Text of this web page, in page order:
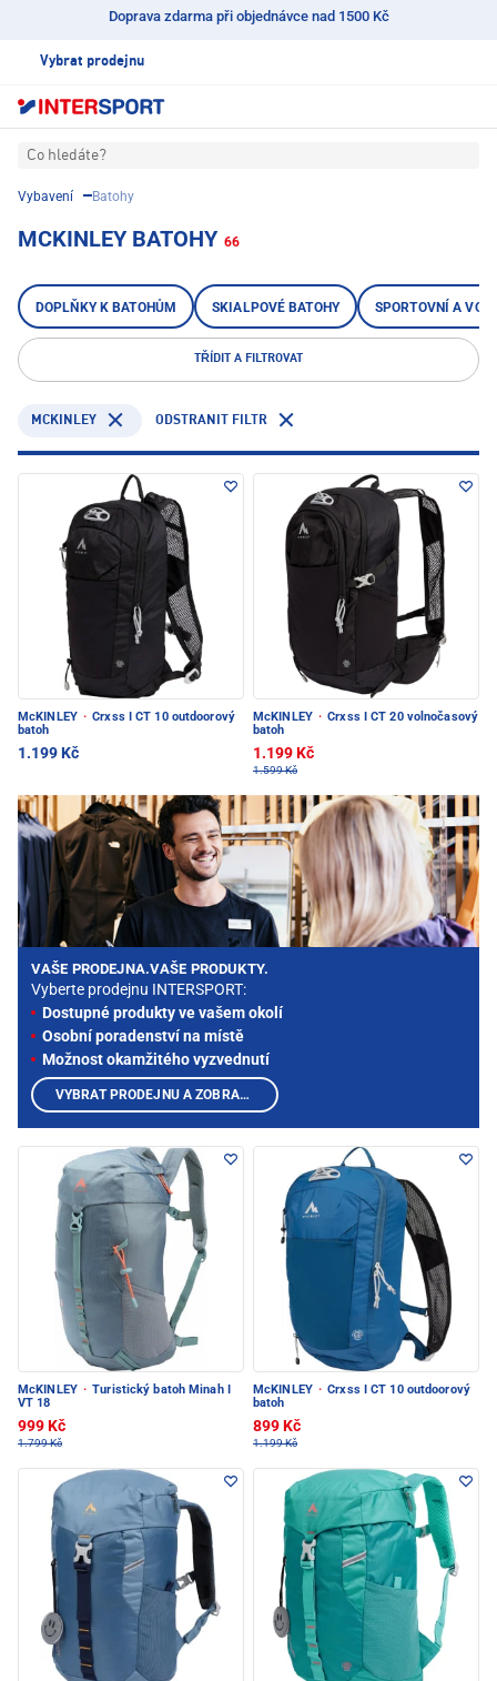
Doprava zdarma při objednávce nad 1500 Kč
Vybrat prodejnu
Co hledáte?
Vybavení Batohy
MCKINLEY BATOHY 66
DOPLŇKY K BATOHŮM SKIALPOVÉ BATOHY SPORTOVNÍ A
TŘÍDIT A FILTROVAT
MCKINLEY ODSTRANIT FILTR
McKINLEY · Crxss I CT 10 outdoorový
batoh
1.199 Kč
McKINLEY · Crxss I CT 20 volnočasový
batoh
1.199 Kč
1.599 Kč
McKINLEY · Turistický batoh Minah I
VT 18
999 Kč
1.799 Kč
McKINLEY · Crxss I CT 10 outdoorový
batoh
899 Kč
1.199 Kč
VAŠE PRODEJNA.VAŠE PRODUKTY.
Vyberte prodejnu INTERSPORT:
Dostupné produkty ve vašem okolí
Osobní poradenství na místě
Možnost okamžitého vyzvednutí
VYBRAT PRODEJNU A ZOBRAZIT PRODUKTY